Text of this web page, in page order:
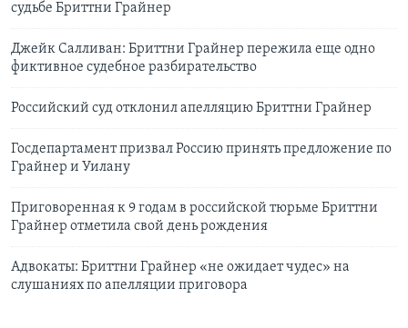
судьбе Бриттни Грайнер
Джейк Салливан: Бриттни Грайнер пережила еще одно
фиктивное судебное разбирательство
Российский суд отклонил апелляцию Бриттни Грайнер
Госдепартамент призвал Россию принять предложение по
Грайнер и Уилану
Приговоренная к 9 годам в российской тюрьме Бриттни
Грайнер отметила свой день рождения
Адвокаты: Бриттни Грайнер «не ожидает чудес» на
слушаниях по апелляции приговора